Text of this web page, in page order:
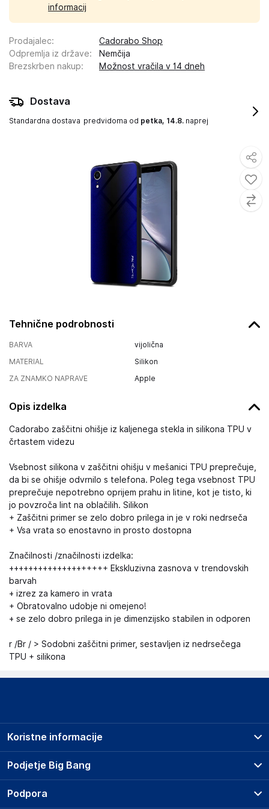
Tehnične podrobnosti
BARVA
vijolična
MATERIAL
Silikon
ZA ZNAMKO NAPRAVE
Apple
Opis izdelka
Cadorabo zaščitni ohišje iz kaljenega stekla in silikona TPU v
črtastem videzu
Vsebnost silikona v zaščitni ohišju v mešanici TPU preprečuje,
da bi se ohišje odvrnilo s telefona. Poleg tega vsebnost TPU
preprečuje nepotrebno oprijem prahu in litine, kot je tisto, ki
jo povzroča lint na oblačilih. Silikon
+ Zaščitni primer se zelo dobro prilega in je v roki nedrseča
+ Vsa vrata so enostavno in prosto dostopna
Značilnosti /značilnosti izdelka:
++++++++++++++++++++ Ekskluzivna zasnova v trendovskih
barvah
+ izrez za kamero in vrata
+ Obratovalno udobje ni omejeno!
+ se zelo dobro prilega in je dimenzijsko stabilen in odporen
r /Br / > Sodobni zaščitni primer, sestavljen iz nedrsečega
TPU + silikona
informacij
Prodajalec:
Cadorabo Shop
Odpremlja iz države:
Nemčija
Brezskrben nakup: Možnost vračila v 14 dneh
Dostava
Standardna dostava predvidoma od petka, 14.8. naprej
Podjetje Big Bang
O podjetju
Koristne informacije
Prodajna mesta
Storitve
Podpora